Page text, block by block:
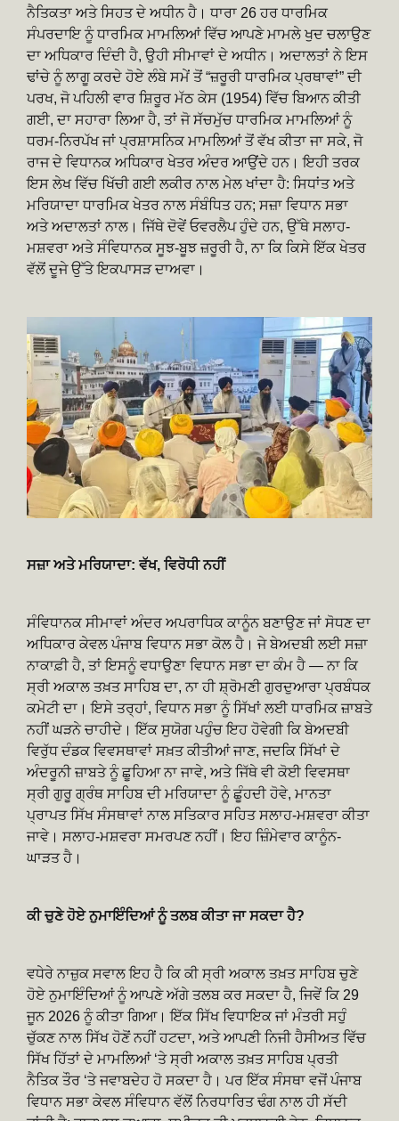
ਨੈਤਿਕਤਾ ਅਤੇ ਸਿਹਤ ਦੇ ਅਧੀਨ ਹੈ। ਧਾਰਾ 26 ਹਰ ਧਾਰਮਿਕ
ਸੰਪਰਦਾਇ ਨੂੰ ਧਾਰਮਿਕ ਮਾਮਲਿਆਂ ਵਿੱਚ ਆਪਣੇ ਮਾਮਲੇ ਖੁਦ ਚਲਾਉਣ
ਦਾ ਅਧਿਕਾਰ ਦਿੰਦੀ ਹੈ, ਉਹੀ ਸੀਮਾਵਾਂ ਦੇ ਅਧੀਨ। ਅਦਾਲਤਾਂ ਨੇ ਇਸ
ਢਾਂਚੇ ਨੂੰ ਲਾਗੂ ਕਰਦੇ ਹੋਏ ਲੰਬੇ ਸਮੇਂ ਤੋਂ “ਜ਼ਰੂਰੀ ਧਾਰਮਿਕ ਪ੍ਰਥਾਵਾਂ” ਦੀ
ਪਰਖ, ਜੋ ਪਹਿਲੀ ਵਾਰ ਸ਼ਿਰੂਰ ਮੱਠ ਕੇਸ (1954) ਵਿੱਚ ਬਿਆਨ ਕੀਤੀ
ਗਈ, ਦਾ ਸਹਾਰਾ ਲਿਆ ਹੈ, ਤਾਂ ਜੋ ਸੱਚਮੁੱਚ ਧਾਰਮਿਕ ਮਾਮਲਿਆਂ ਨੂੰ
ਧਰਮ-ਨਿਰਪੱਖ ਜਾਂ ਪ੍ਰਸ਼ਾਸਨਿਕ ਮਾਮਲਿਆਂ ਤੋਂ ਵੱਖ ਕੀਤਾ ਜਾ ਸਕੇ, ਜੋ
ਰਾਜ ਦੇ ਵਿਧਾਨਕ ਅਧਿਕਾਰ ਖੇਤਰ ਅੰਦਰ ਆਉਂਦੇ ਹਨ। ਇਹੀ ਤਰਕ
ਇਸ ਲੇਖ ਵਿੱਚ ਖਿੱਚੀ ਗਈ ਲਕੀਰ ਨਾਲ ਮੇਲ ਖਾਂਦਾ ਹੈ: ਸਿਧਾਂਤ ਅਤੇ
ਮਰਿਯਾਦਾ ਧਾਰਮਿਕ ਖੇਤਰ ਨਾਲ ਸੰਬੰਧਿਤ ਹਨ; ਸਜ਼ਾ ਵਿਧਾਨ ਸਭਾ
ਅਤੇ ਅਦਾਲਤਾਂ ਨਾਲ। ਜਿੱਥੇ ਦੋਵੇਂ ਓਵਰਲੈਪ ਹੁੰਦੇ ਹਨ, ਉੱਥੇ ਸਲਾਹ-
ਮਸ਼ਵਰਾ ਅਤੇ ਸੰਵਿਧਾਨਕ ਸੂਝ-ਬੂਝ ਜ਼ਰੂਰੀ ਹੈ, ਨਾ ਕਿ ਕਿਸੇ ਇੱਕ ਖੇਤਰ
ਵੱਲੋਂ ਦੂਜੇ ਉੱਤੇ ਇਕਪਾਸੜ ਦਾਅਵਾ।
ਸਜ਼ਾ ਅਤੇ ਮਰਿਯਾਦਾ: ਵੱਖ, ਵਿਰੋਧੀ ਨਹੀਂ
ਸੰਵਿਧਾਨਕ ਸੀਮਾਵਾਂ ਅੰਦਰ ਅਪਰਾਧਿਕ ਕਾਨੂੰਨ ਬਣਾਉਣ ਜਾਂ ਸੋਧਣ ਦਾ
ਅਧਿਕਾਰ ਕੇਵਲ ਪੰਜਾਬ ਵਿਧਾਨ ਸਭਾ ਕੋਲ ਹੈ। ਜੇ ਬੇਅਦਬੀ ਲਈ ਸਜ਼ਾ
ਨਾਕਾਫ਼ੀ ਹੈ, ਤਾਂ ਇਸਨੂੰ ਵਧਾਉਣਾ ਵਿਧਾਨ ਸਭਾ ਦਾ ਕੰਮ ਹੈ — ਨਾ ਕਿ
ਸ੍ਰੀ ਅਕਾਲ ਤਖ਼ਤ ਸਾਹਿਬ ਦਾ, ਨਾ ਹੀ ਸ਼੍ਰੋਮਣੀ ਗੁਰਦੁਆਰਾ ਪ੍ਰਬੰਧਕ
ਕਮੇਟੀ ਦਾ। ਇਸੇ ਤਰ੍ਹਾਂ, ਵਿਧਾਨ ਸਭਾ ਨੂੰ ਸਿੱਖਾਂ ਲਈ ਧਾਰਮਿਕ ਜ਼ਾਬਤੇ
ਨਹੀਂ ਘੜਨੇ ਚਾਹੀਦੇ। ਇੱਕ ਸੁਯੋਗ ਪਹੁੰਚ ਇਹ ਹੋਵੇਗੀ ਕਿ ਬੇਅਦਬੀ
ਵਿਰੁੱਧ ਦੰਡਕ ਵਿਵਸਥਾਵਾਂ ਸਖ਼ਤ ਕੀਤੀਆਂ ਜਾਣ, ਜਦਕਿ ਸਿੱਖਾਂ ਦੇ
ਅੰਦਰੂਨੀ ਜ਼ਾਬਤੇ ਨੂੰ ਛੂਹਿਆ ਨਾ ਜਾਵੇ, ਅਤੇ ਜਿੱਥੇ ਵੀ ਕੋਈ ਵਿਵਸਥਾ
ਸ੍ਰੀ ਗੁਰੂ ਗ੍ਰੰਥ ਸਾਹਿਬ ਦੀ ਮਰਿਯਾਦਾ ਨੂੰ ਛੂੰਹਦੀ ਹੋਵੇ, ਮਾਨਤਾ
ਪ੍ਰਾਪਤ ਸਿੱਖ ਸੰਸਥਾਵਾਂ ਨਾਲ ਸਤਿਕਾਰ ਸਹਿਤ ਸਲਾਹ-ਮਸ਼ਵਰਾ ਕੀਤਾ
ਜਾਵੇ। ਸਲਾਹ-ਮਸ਼ਵਰਾ ਸਮਰਪਣ ਨਹੀਂ। ਇਹ ਜ਼ਿੰਮੇਵਾਰ ਕਾਨੂੰਨ-
ਘਾੜਤ ਹੈ।
ਕੀ ਚੁਣੇ ਹੋਏ ਨੁਮਾਇੰਦਿਆਂ ਨੂੰ ਤਲਬ ਕੀਤਾ ਜਾ ਸਕਦਾ ਹੈ?
ਵਧੇਰੇ ਨਾਜ਼ੁਕ ਸਵਾਲ ਇਹ ਹੈ ਕਿ ਕੀ ਸ੍ਰੀ ਅਕਾਲ ਤਖ਼ਤ ਸਾਹਿਬ ਚੁਣੇ
ਹੋਏ ਨੁਮਾਇੰਦਿਆਂ ਨੂੰ ਆਪਣੇ ਅੱਗੇ ਤਲਬ ਕਰ ਸਕਦਾ ਹੈ, ਜਿਵੇਂ ਕਿ 29
ਜੂਨ 2026 ਨੂੰ ਕੀਤਾ ਗਿਆ। ਇੱਕ ਸਿੱਖ ਵਿਧਾਇਕ ਜਾਂ ਮੰਤਰੀ ਸਹੁੰ
ਚੁੱਕਣ ਨਾਲ ਸਿੱਖ ਹੋਣੋਂ ਨਹੀਂ ਹਟਦਾ, ਅਤੇ ਆਪਣੀ ਨਿਜੀ ਹੈਸੀਅਤ ਵਿੱਚ
ਸਿੱਖ ਹਿੱਤਾਂ ਦੇ ਮਾਮਲਿਆਂ ‘ਤੇ ਸ੍ਰੀ ਅਕਾਲ ਤਖ਼ਤ ਸਾਹਿਬ ਪ੍ਰਤੀ
ਨੈਤਿਕ ਤੌਰ ‘ਤੇ ਜਵਾਬਦੇਹ ਹੋ ਸਕਦਾ ਹੈ। ਪਰ ਇੱਕ ਸੰਸਥਾ ਵਜੋਂ ਪੰਜਾਬ
ਵਿਧਾਨ ਸਭਾ ਕੇਵਲ ਸੰਵਿਧਾਨ ਵੱਲੋਂ ਨਿਰਧਾਰਿਤ ਢੰਗ ਨਾਲ ਹੀ ਸੱਦੀ